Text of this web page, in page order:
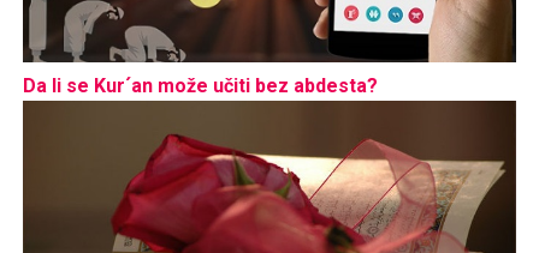
Da li se Kur´an može učiti bez abdesta?